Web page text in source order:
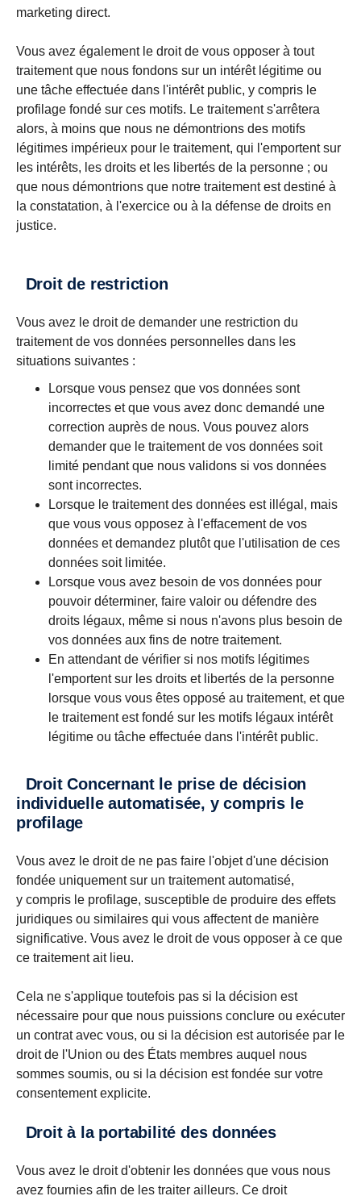
marketing direct.
Vous avez également le droit de vous opposer à tout
traitement que nous fondons sur un intérêt légitime ou
une tâche effectuée dans l'intérêt public, y compris le
profilage fondé sur ces motifs. Le traitement s'arrêtera
alors, à moins que nous ne démontrions des motifs
légitimes impérieux pour le traitement, qui l'emportent sur
les intérêts, les droits et les libertés de la personne ; ou
que nous démontrions que notre traitement est destiné à
la constatation, à l'exercice ou à la défense de droits en
justice.
Droit de restriction
Vous avez le droit de demander une restriction du
traitement de vos données personnelles dans les
situations suivantes :
Lorsque vous pensez que vos données sont
incorrectes et que vous avez donc demandé une
correction auprès de nous. Vous pouvez alors
demander que le traitement de vos données soit
limité pendant que nous validons si vos données
sont incorrectes.
Lorsque le traitement des données est illégal, mais
que vous vous opposez à l'effacement de vos
données et demandez plutôt que l'utilisation de ces
données soit limitée.
Lorsque vous avez besoin de vos données pour
pouvoir déterminer, faire valoir ou défendre des
droits légaux, même si nous n'avons plus besoin de
vos données aux fins de notre traitement.
En attendant de vérifier si nos motifs légitimes
l'emportent sur les droits et libertés de la personne
lorsque vous vous êtes opposé au traitement, et que
le traitement est fondé sur les motifs légaux intérêt
légitime ou tâche effectuée dans l'intérêt public.
Droit Concernant le prise de décision
individuelle automatisée, y compris le
profilage
Vous avez le droit de ne pas faire l'objet d'une décision
fondée uniquement sur un traitement automatisé,
y compris le profilage, susceptible de produire des effets
juridiques ou similaires qui vous affectent de manière
significative. Vous avez le droit de vous opposer à ce que
ce traitement ait lieu.
Cela ne s'applique toutefois pas si la décision est
nécessaire pour que nous puissions conclure ou exécuter
un contrat avec vous, ou si la décision est autorisée par le
droit de l'Union ou des États membres auquel nous
sommes soumis, ou si la décision est fondée sur votre
consentement explicite.
Droit à la portabilité des données
Vous avez le droit d'obtenir les données que vous nous
avez fournies afin de les traiter ailleurs. Ce droit